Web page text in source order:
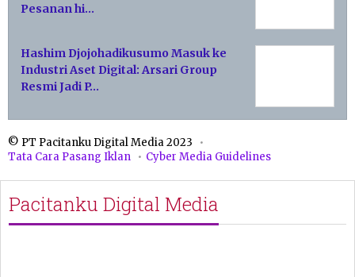
Pesanan hi…
Hashim Djojohadikusumo Masuk ke
Industri Aset Digital: Arsari Group
Resmi Jadi P…
© PT Pacitanku Digital Media 2023
Tata Cara Pasang Iklan
Cyber Media Guidelines
Pacitanku Digital Media